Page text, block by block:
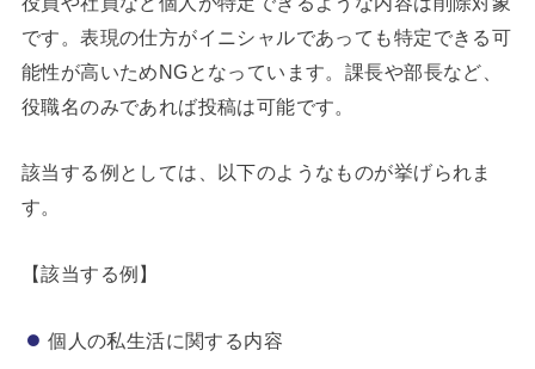
です。表現の仕方がイニシャルであっても特定できる可
能性が高いためNGとなっています。課長や部長など、
役職名のみであれば投稿は可能です。
該当する例としては、以下のようなものが挙げられま
す。
【該当する例】
個人の私生活に関する内容